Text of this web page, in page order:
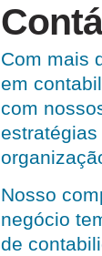
Com mais
em
com
Nosso
negócio
de